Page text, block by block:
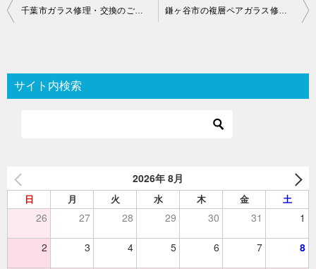
投
ビ
ゲ
ン
千葉市ガラス修理・交換のご案内 鎌ヶ谷市の複層ペアガラス修理・交換
サイト内検索
2026年 8月
日 月 火 水 木 金 土
26 27 28 29 30 31 1
2 3 4 5 6 7 8